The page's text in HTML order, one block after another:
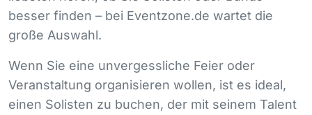
besser finden – bei Eventzone.de wartet die
große Auswahl.
Wenn Sie eine unvergessliche Feier oder
Veranstaltung organisieren wollen, ist es ideal,
einen Solisten zu buchen, der mit seinem Talent